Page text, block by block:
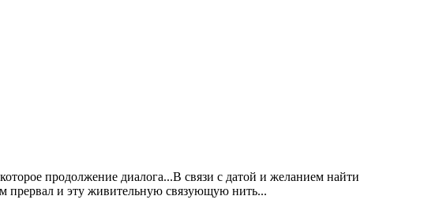
продолжение диалога...В связи с датой и желанием найти
прервал и эту живительную связующую нить...